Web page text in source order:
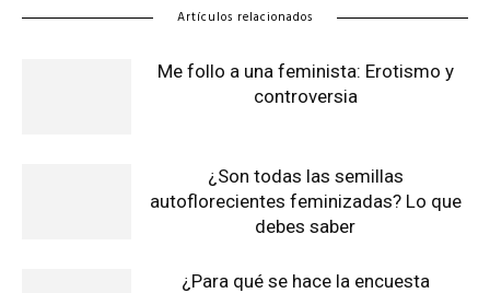
Artículos relacionados
Me follo a una feminista: Erotismo y
controversia
¿Son todas las semillas
autoflorecientes feminizadas? Lo que
debes saber
¿Para qué se hace la encuesta